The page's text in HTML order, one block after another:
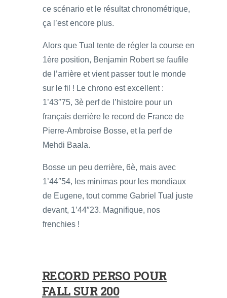
ce scénario et le résultat chronométrique,
ça l’est encore plus.
Alors que Tual tente de régler la course en
1ère position, Benjamin Robert se faufile
de l’arrière et vient passer tout le monde
sur le fil ! Le chrono est excellent :
1’43″75, 3è perf de l’histoire pour un
français derrière le record de France de
Pierre-Ambroise Bosse, et la perf de
Mehdi Baala.
Bosse un peu derrière, 6è, mais avec
1’44″54, les minimas pour les mondiaux
de Eugene, tout comme Gabriel Tual juste
devant, 1’44″23. Magnifique, nos
frenchies !
RECORD PERSO POUR
FALL SUR 200